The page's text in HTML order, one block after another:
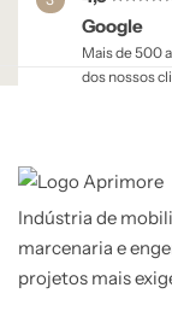
Google
Mais de 500
dos nossos
Indústria de
marcenaria e
projetos mais